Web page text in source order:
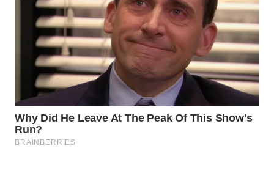
WAHANANEWS
CO ID
WAHANANEWS
NET
WAHANA
SPORT